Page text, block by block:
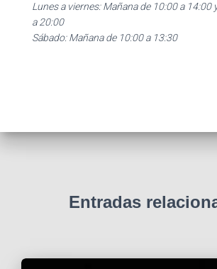
Lunes a viernes: Mañana de 10:00 a 14:00
a 20:00
Sábado: Mañana de 10:00 a 13:30
Entradas